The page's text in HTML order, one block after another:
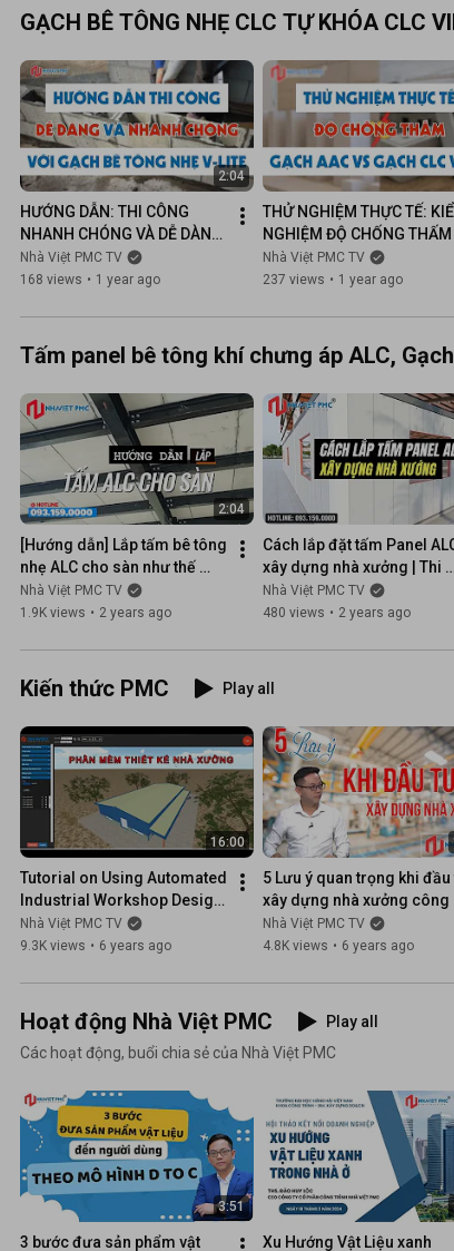
GẠCH BÊ TÔNG NHẸ CLC TỰ KHÓA CLC
2:04
HƯỚNG DẪN: THI CÔNG
NHANH CHÓNG VÀ DỄ DÀNG
VỚI GẠCH BÊ TÔNG NHẸ CLC
TỰ KHÓA V-LITE
Nhà Việt PMC TV
168 views • 1 year ago
THỬ NGHIỆM THỰC TẾ:
NGHIỆM ĐỘ CHỐNG THẤM
CỦA GẠCH AAC VÀ CLC V-
LITE
Nhà Việt PMC TV
237 views • 1 year ago
Tấm panel bê tông khí chưng áp ALC,
2:04
[Hướng dẫn] Lắp tấm bê tông
nhẹ ALC cho sàn như thế
nào? Nhà lắp ghép xanh -
Nhà Việt PMC
Nhà Việt PMC TV
1.9K views • 2 years ago
Cách lắp đặt tấm Panel
xây dựng nhà xưởng | Thi
công nhanh, nhiều ưu điểm
Nhà Việt PMC
Nhà Việt PMC TV
480 views • 2 years ago
Kiến thức PMC Play all
16:00
Tutorial on Using Automated
Industrial Workshop Design
Software - Nha Viet PMC
Nhà Việt PMC TV
9.3K views • 6 years ago
5 Lưu ý quan trọng khi đầu
xây dựng nhà xưởng công
nghiệp - Nhà Việt PMC
Nhà Việt PMC TV
4.8K views • 6 years ago
Hoạt động Nhà Việt PMC
Play all
Các hoạt động, buổi chia sẻ của Nhà Việt PMC
3:51
3 bước đưa sản phẩm vật Xu Hướng Vật Liệu xanh